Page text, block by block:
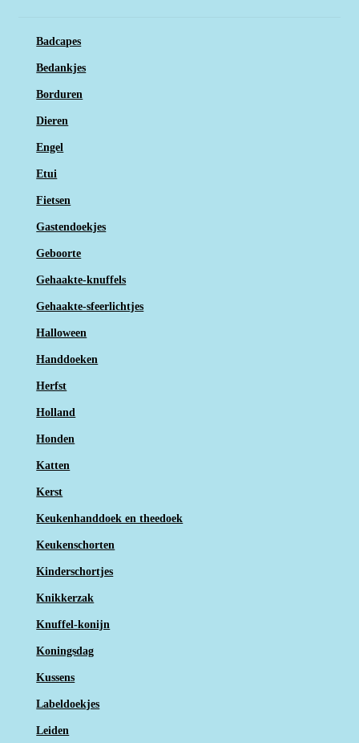
Badcapes
Bedankjes
Borduren
Dieren
Engel
Etui
Fietsen
Gastendoekjes
Geboorte
Gehaakte-knuffels
Gehaakte-sfeerlichtjes
Halloween
Handdoeken
Herfst
Holland
Honden
Katten
Kerst
Keukenhanddoek en theedoek
Keukenschorten
Kinderschortjes
Knikkerzak
Knuffel-konijn
Koningsdag
Kussens
Labeldoekjes
Leiden